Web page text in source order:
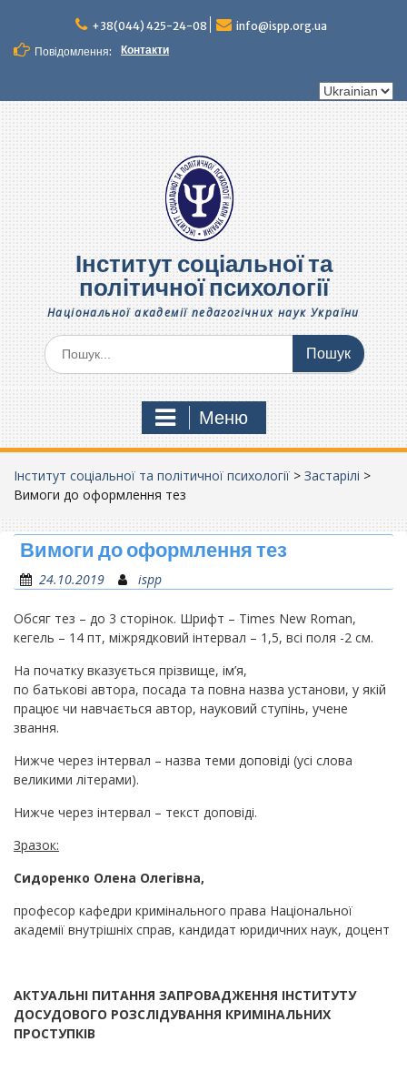
вмісту
+38(044) 425-24-08
info@ispp.org.ua
Повідомлення:
Контакти
Вибрати
Інститут соціальної та
політичної психології
Національної академії педагогічних наук України
Шукати:
Меню
Інститут соціальної та політичної психології > Застарілі >
Вимоги до оформлення тез
Вимоги до оформлення тез
24.10.2019 ispp
Обсяг тез – до 3 сторінок. Шрифт – Times New Roman,
кегель – 14 пт, міжрядковий інтервал – 1,5, всі поля -2 см.
На початку вказується прізвище, ім’я,
по батькові автора, посада та повна назва установи, у якій
працює чи навчається автор, науковий ступінь, учене
звання.
Нижче через інтервал – назва теми доповіді (усі слова
великими літерами).
Нижче через інтервал – текст доповіді.
Зразок:
Сидоренко Олена Олегівна,
професор кафедри кримінального права Національної
академії внутрішніх справ, кандидат юридичних наук, доцент
АКТУАЛЬНІ ПИТАННЯ ЗАПРОВАДЖЕННЯ ІНСТИТУТУ
ДОСУДОВОГО РОЗСЛІДУВАННЯ КРИМІНАЛЬНИХ
ПРОСТУПКІВ